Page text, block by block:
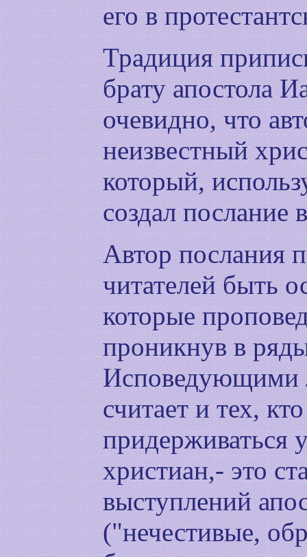
его в
Традиция
брату апостола
очевидно, что
неизвестный
который,
создал послание
Автор послания
читателей быть
которые
проникнув в
Исповедующими
считает и тех,
придерживаться
христиан,- это
выступлений
("нечестивые,